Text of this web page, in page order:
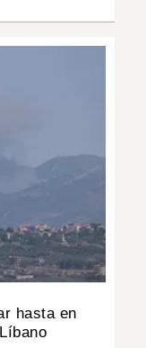
hasta en